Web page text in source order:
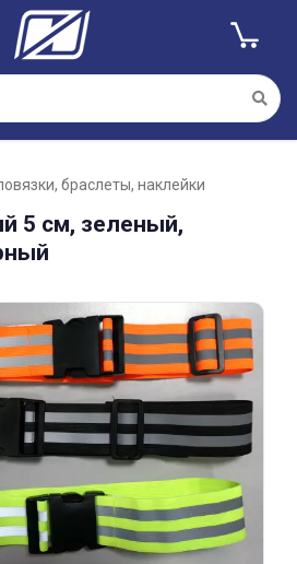
браслеты, наклейки
5 см, зеленый,